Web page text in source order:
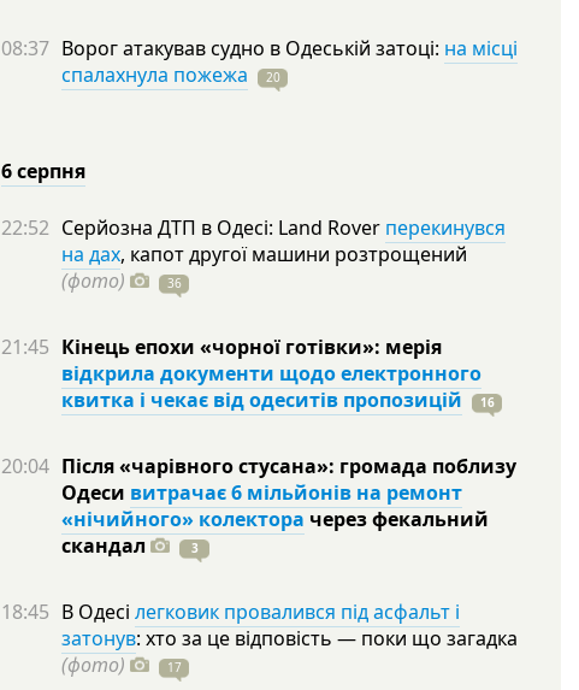
08:37 Ворог атакував судно в Одеській затоці: на місці
спалахнула пожежа
20
6 серпня
22:52 Серйозна ДТП в Одесі: Land Rover перекинувся
на дах, капот другої машини розтрощений
(фото)
36
21:45 Кінець епохи «чорної готівки»: мерія
відкрила документи щодо електронного
квитка і чекає від одеситів пропозицій
16
20:04 Після «чарівного стусана»: громада поблизу
Одеси витрачає 6 мільйонів на ремонт
«нічийного» колектора через фекальний
скандал
3
18:45 В Одесі легковик провалився під асфальт і
затонув: хто за це відповість — поки що загадка
(фото)
17